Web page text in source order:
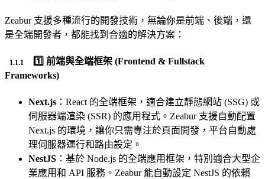
Zeabur 支援多種流行的開發技術，無論你是前端、後端，還
是全端開發者，都能找到合適的解決方案：
1️⃣ 前端與全端框架 (Frontend & Fullstack
Frameworks)
Next.js ：React 的全端框架，適合建立靜態網站 (SSG) 或
伺服器端渲染 (SSR) 的應用程式。Zeabur 支援自動配置
Next.js 的環境，讓你只需專注於頁面開發，平台自動處
理伺服器運行和路由設定。
NestJS ：基於 Node.js 的全端應用框架，特別適合大型企
業應用和 API 服務。Zeabur 能自動設定 NestJS 的依賴